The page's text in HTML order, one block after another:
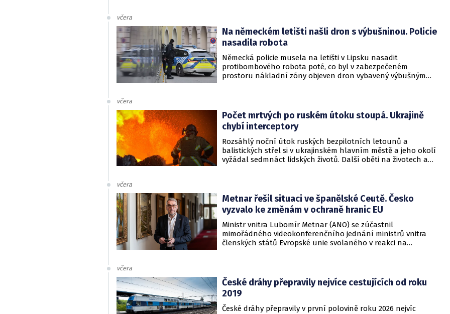
včera
Na německém letišti našli dron s výbušninou. Policie
nasadila robota
Německá policie musela na letišti v Lipsku nasadit
protibombového robota poté, co byl v zabezpečeném
prostoru nákladní zóny objeven dron vybavený výbušným
včera
Počet mrtvých po ruském útoku stoupá. Ukrajině
chybí interceptory
Rozsáhlý noční útok ruských bezpilotních letounů a
balistických střel si v ukrajinském hlavním městě a jeho okolí
vyžádal sedmnáct lidských životů. Další oběti na životech a
včera
Metnar řešil situaci ve španělské Ceutě. Česko
vyzvalo ke změnám v ochraně hranic EU
Ministr vnitra Lubomír Metnar (ANO) se zúčastnil
mimořádného videokonferenčního jednání ministrů vnitra
členských států Evropské unie svolaného v reakci na
včera
České dráhy přepravily nejvíce cestujících od roku
2019
České dráhy přepravily v první polovině roku 2026 nejvíc